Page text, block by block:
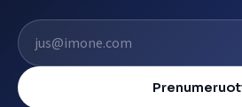
El. pašto adresas